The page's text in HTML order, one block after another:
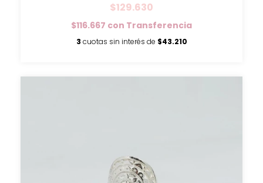
$129.630
$116.667 con Transferencia
3 cuotas sin interés de $43.210